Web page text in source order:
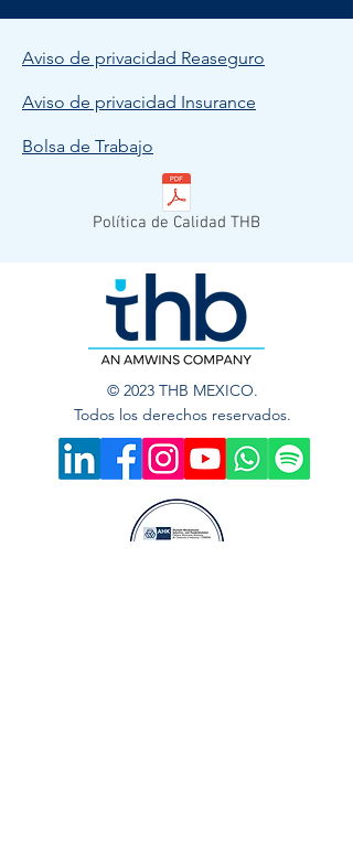
Aviso de privacidad Reaseguro
Aviso de privacidad Insurance
Bolsa de Trabajo
Política de Calidad THB
© 2023 THB MEXICO.
Todos los derechos reservados.